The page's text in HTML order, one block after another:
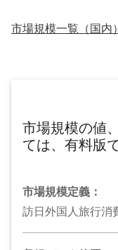
市場規模一覧（国内
市場規模の値
ては、有料版
市場規模定義：
訪日外国人旅行消